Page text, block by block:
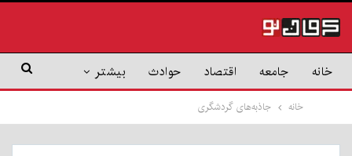
خانه جامعه اقتصاد حوادث بیشتر
خانه جاذبه‌های گردشگری